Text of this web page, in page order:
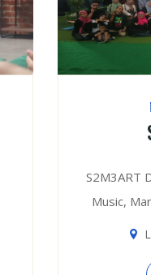
S2M3ART
Music,